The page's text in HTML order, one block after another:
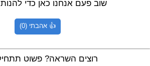
שוב פעם אנחנו כאן כדי
👍 אהבתי (0)
רוצים השראה? פשוט